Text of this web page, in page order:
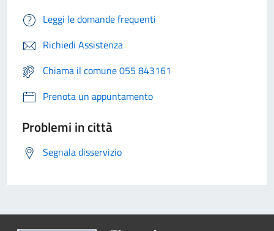
Leggi le domande frequenti
Richiedi Assistenza
Chiama il comune 055 843161
Prenota un appuntamento
Problemi in città
Segnala disservizio